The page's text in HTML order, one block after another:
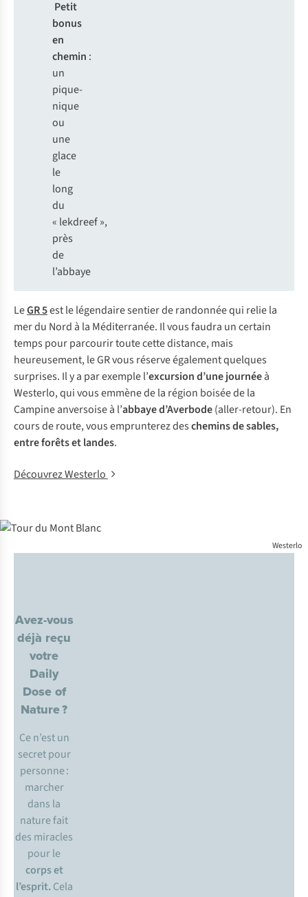
Petit
bonus
en
chemin :
un
pique-
nique
ou
une
glace
le
long
du
« lekdreef »,
près
de
l’abbaye
LeGR 5est le légendaire sentier de randonnée qui relie la
mer du Nord à la Méditerranée. Il vous faudra un certain
temps pour parcourir toute cette distance, mais
heureusement, le GR vous réserve également quelques
surprises. Il y a par exemple l’excursion d’une journéeà
Westerlo, qui vous emmène de la région boisée de la
Campine anversoise à l’abbaye d’Averbode(aller-retour). En
cours de route, vous emprunterez deschemins de sables,
entre forêts et landes.
Découvrez Westerlo
Westerlo
Avez-vous
déjà reçu
votre
Daily
Dose of
Nature ?
Ce n’est un
secret pour
personne :
marcher
dans la
nature fait
des miracles
pour le
corps et
l’esprit. Cela